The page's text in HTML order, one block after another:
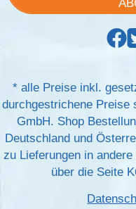
* alle Preise inkl.
durchgestrichene Preise
GmbH. Shop
Deutschland und
zu Lieferungen in
über die Seite